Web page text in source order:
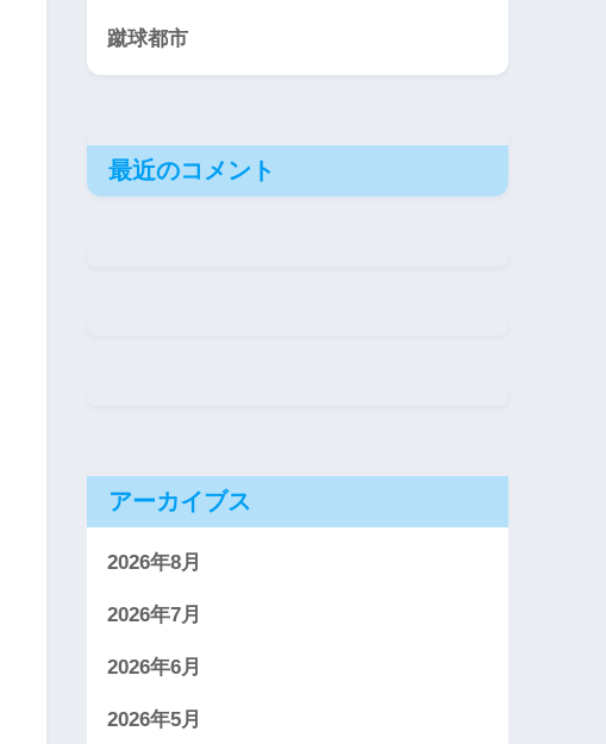
蹴球都市
最近のコメント
アーカイブス
2026年8月
2026年7月
2026年6月
2026年5月